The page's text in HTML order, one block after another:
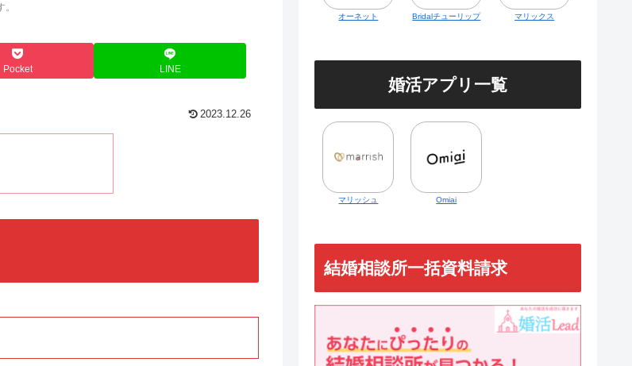
Pocket LINE
2023.12.26
オーネット Bridalチューリップ マリックス
婚活アプリ一覧
マリッシュ Omiai
結婚相談所一括資料請求